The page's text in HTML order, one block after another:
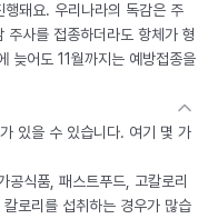
돼요. 우리나라의 독감은 주
주사를 접종하더라도 항체가 형
늦어도 11월까지는 예방접종을
있을 수 있습니다. 여기 몇 가
공식품, 패스트푸드, 고칼로리
로리를 섭취하는 경우가 많습